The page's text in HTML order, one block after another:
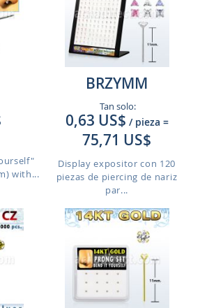
with...
BRZYMM
Tan solo:
0,63 US$ / pieza =
75,71 US$
Display expositor con 120
piezas de piercing de nariz
par...